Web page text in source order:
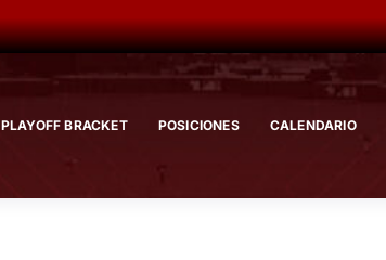
PLAYOFF BRACKET POSICIONES CALENDARIO